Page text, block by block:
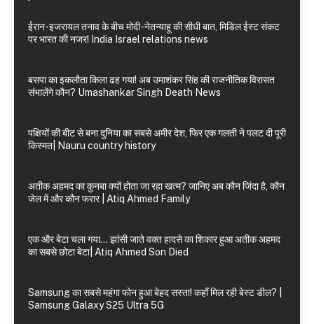
ईरान-इजरायल तनाव के बीच मोदी-नेतन्याहू की सीधी बात, मिडिल ईस्ट संकट
पर भारत की नजर! India Israel relations news
बसपा का इकलौता किला ढह गया! अब उमाशंकर सिंह की राजनीतिक विरासत
संभालेंगे कौन? Umashankar Singh Death News
पक्षियों की बीट से बना दुनिया का सबसे अमीर देश, फिर एक गलती ने पलट दी पूरी
किस्मत| Nauru country history
अतीक अहमद का कुनबा क्यों होता जा रहा खत्म? जानिए अब कौन जिंदा है, कौन
जेल में और कौन फरार | Atiq Ahmed Family
एक और बेटा चला गया… झांसी जाते वक्त हादसे का शिकार हुआ अतीक अहमद
का सबसे छोटा बेटा| Atiq Ahmed Son Died
Samsung का सबसे महंगा फोन हुआ बेहद सस्ता! कहाँ मिल रही बेस्ट डील? |
Samsung Galaxy S25 Ultra 5G